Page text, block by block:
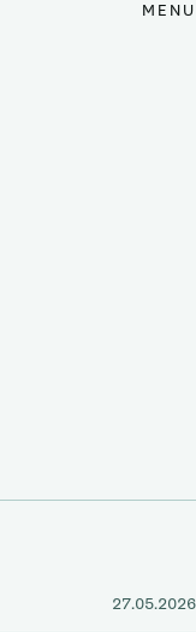
MENU
27.05.2026